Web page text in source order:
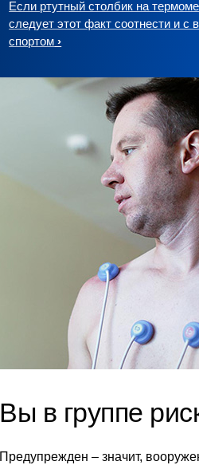
Если ртутный столбик на
следует этот факт соотнести и с
спортом
Вы в группе
Предупрежден – значит,